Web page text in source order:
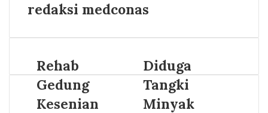
redaksi medconas
Rehab
Gedung
Kesenian
Diduga
Tangki
Minyak